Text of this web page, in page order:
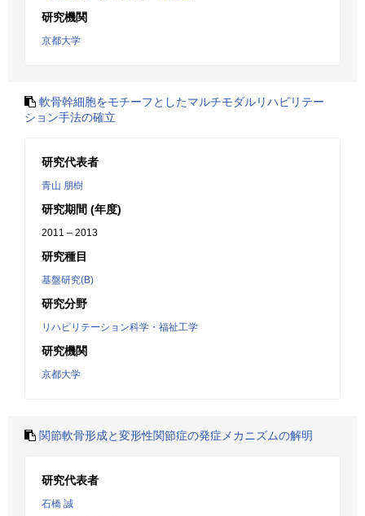
研究機関
京都大学
軟骨幹細胞をモチーフとしたマルチモダルリハビリテー
ション手法の確立
研究代表者
青山 朋樹
研究期間 (年度)
2011 – 2013
研究種目
基盤研究(B)
研究分野
リハビリテーション科学・福祉工学
研究機関
京都大学
関節軟骨形成と変形性関節症の発症メカニズムの解明
研究代表者
石橋 誠